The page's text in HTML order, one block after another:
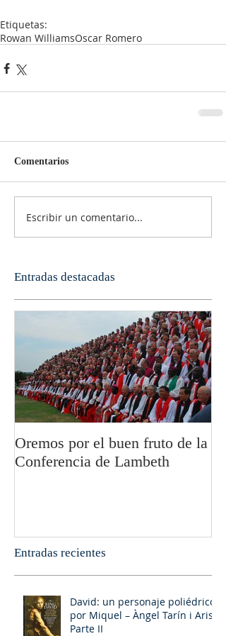
Etiquetas:
Rowan WilliamsOscar Romero
Comentarios
Escribir un comentario...
Entradas destacadas
Oremos por el buen fruto de la
Conferencia de Lambeth
Entradas recientes
David: un personaje poliédrico,
por Miquel – Àngel Tarín i Arisó
Parte II